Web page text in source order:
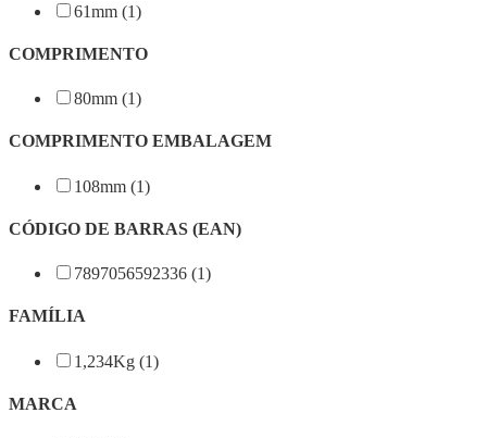
61mm (1)
COMPRIMENTO
80mm (1)
COMPRIMENTO EMBALAGEM
108mm (1)
CÓDIGO DE BARRAS (EAN)
7897056592336 (1)
FAMÍLIA
1,234Kg (1)
MARCA